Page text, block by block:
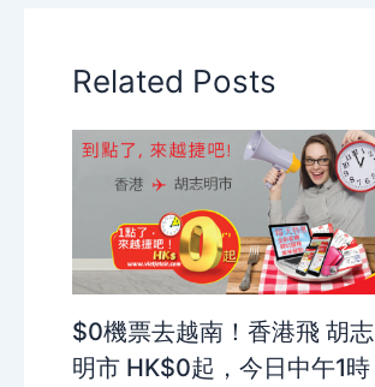
Related Posts
$0機票去越南！香港飛 胡志
明市 HK$0起，今日中午1時